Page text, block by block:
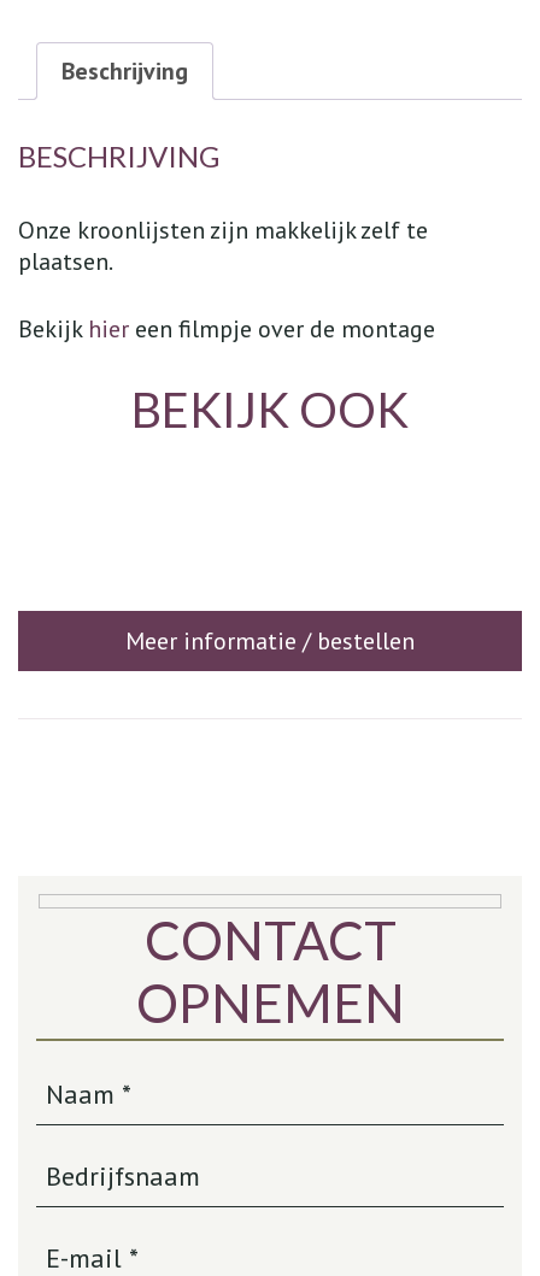
Beschrijving
BESCHRIJVING
Onze kroonlijsten zijn makkelijk zelf te
plaatsen.
Bekijk hier een filmpje over de montage
BEKIJK OOK
Meer informatie / bestellen
CONTACT
OPNEMEN